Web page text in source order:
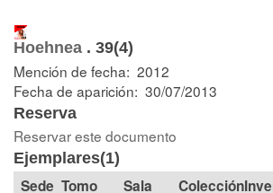
Hoehnea . 39(4)
Mención de fecha: 2012
Fecha de aparición: 30/07/2013
Reserva
Reservar este documento
Ejemplares(1)
Tomo Sala Colección